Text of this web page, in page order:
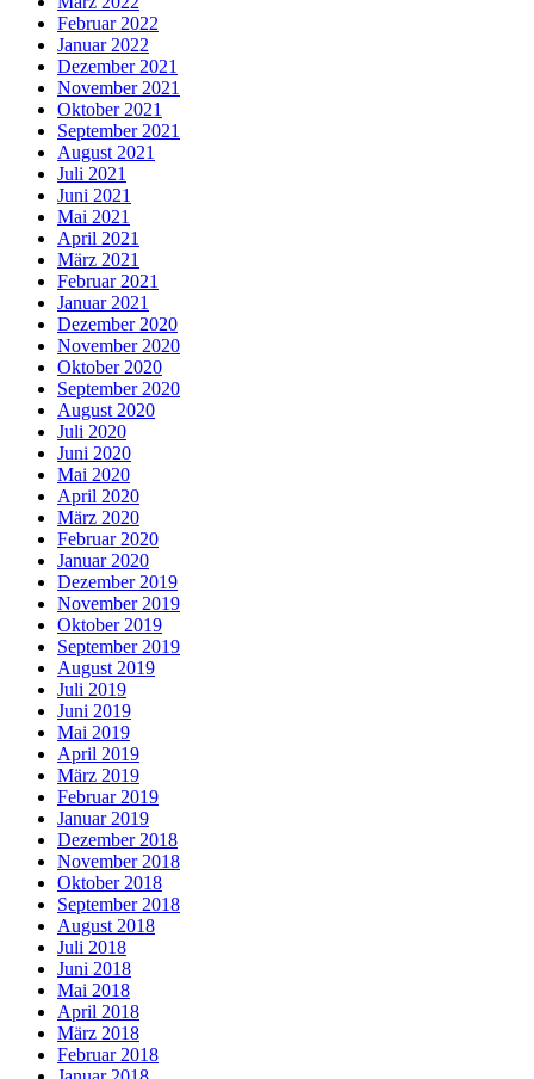
Februar 2022
Januar 2022
Dezember 2021
November 2021
Oktober 2021
September 2021
August 2021
Juli 2021
Juni 2021
Mai 2021
April 2021
März 2021
Februar 2021
Januar 2021
Dezember 2020
November 2020
Oktober 2020
September 2020
August 2020
Juli 2020
Juni 2020
Mai 2020
April 2020
März 2020
Februar 2020
Januar 2020
Dezember 2019
November 2019
Oktober 2019
September 2019
August 2019
Juli 2019
Juni 2019
Mai 2019
April 2019
März 2019
Februar 2019
Januar 2019
Dezember 2018
November 2018
Oktober 2018
September 2018
August 2018
Juli 2018
Juni 2018
Mai 2018
April 2018
März 2018
Februar 2018